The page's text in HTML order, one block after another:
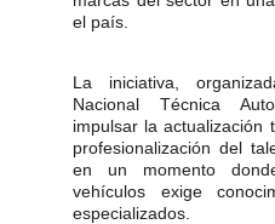
el país.
La iniciativa,
Nacional Técnica
impulsar la actualización
profesionalización del
en un momento
vehículos exige
especializados.